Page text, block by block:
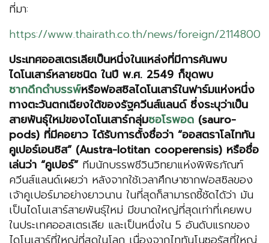
ที่มา:
https://www.thairath.co.th/news/foreign/2114800
ประเทศออสเตรเลียเป็นหนึ่งในแหล่งที่มีการค้นพบ
ไดโนเสาร์หลายชนิด ในปี พ.ศ. 2549 ก็ขุดพบ
ซากดึกดำบรรพ์หรือฟอสซิลไดโนเสาร์ในฟาร์มแห่งหนึ่ง
ทางตะวันตกเฉียงใต้ของรัฐควีนส์แลนด์ ซึ่งระบุว่าเป็น
สายพันธุ์ใหม่ของไดโนเสาร์กลุ่มซอโรพอด (sauro-
pods) ที่มีคอยาว ได้รับการตั้งชื่อว่า “ออสตราโลไททัน
คูเปอร์เอนซิส” (Austra-lotitan cooperensis) หรือชื่อ
เล่นว่า “คูเปอร์”ทีมนักบรรพชีวินวิทยาแห่งพิพิธภัณฑ์
ควีนส์แลนด์เผยว่า หลังจากใช้เวลาศึกษาซากฟอสซิลของ
เจ้าคูเปอร์มาอย่างยาวนาน ในที่สุดก็สามารถชี้ชัดได้ว่า มัน
เป็นไดโนเสาร์สายพันธุ์ใหม่ มีขนาดใหญ่ที่สุดเท่าที่เคยพบ
ในประเทศออสเตรเลีย และเป็นหนึ่งใน 5 อันดับแรกของ